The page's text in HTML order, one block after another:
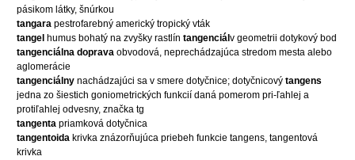
pásikom látky, šnúrkou
tangara pestrofarebný americký tropický vták
tangel humus bohatý na zvyšky rastlín tangenciál v geometrii dotykový bod
tangenciálna doprava obvodová, neprechádzajúca stredom mesta alebo
aglomerácie
tangenciálny nachádzajúci sa v smere dotyčnice; dotyčnicový tangens
jedna zo šiestich goniometrických funkcií daná pomerom pri-ľahlej a
protiľahlej odvesny, značka tg
tangenta priamková dotyčnica
tangentoida krivka znázorňujúca priebeh funkcie tangens, tangentová
krivka